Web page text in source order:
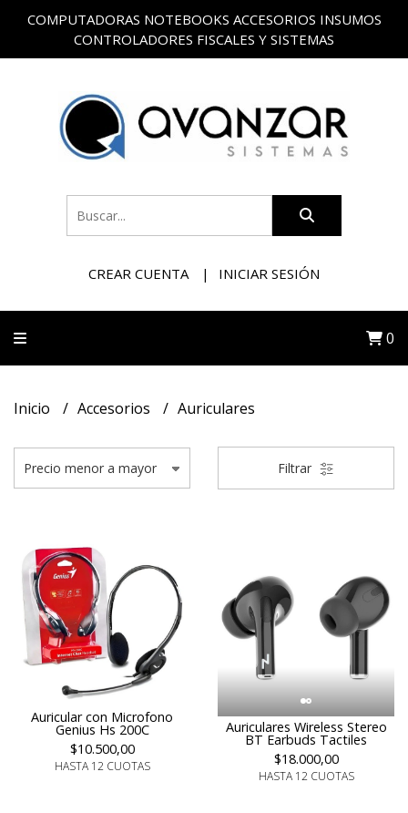
COMPUTADORAS NOTEBOOKS ACCESORIOS INSUMOS
CONTROLADORES FISCALES Y SISTEMAS
CREAR CUENTA INICIAR SESIÓN
0
Inicio Accesorios Auriculares
Filtrar
Auricular con Microfono
Genius Hs 200C
$10.500,00
HASTA 12 CUOTAS
Auriculares Wireless Stereo
BT Earbuds Tactiles
$18.000,00
HASTA 12 CUOTAS